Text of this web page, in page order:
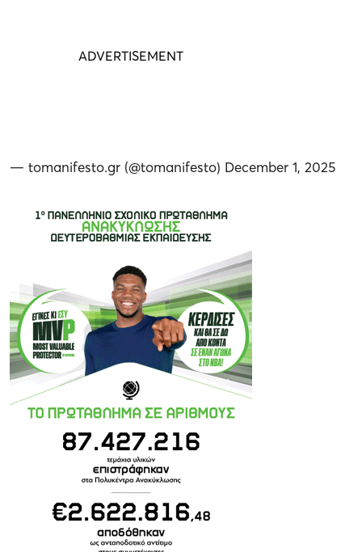
— tomanifesto.gr (@tomanifesto) December 1, 2025